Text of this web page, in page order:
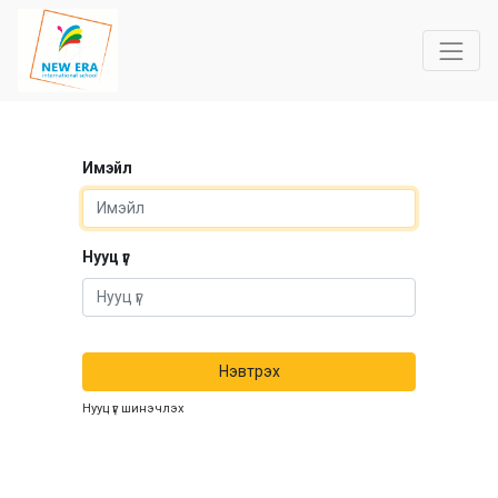
Имэйл
Нууц үг
Нэвтрэх
Нууц үг шинэчлэх